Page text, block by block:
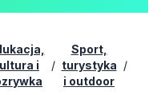
i
/
Sport,
turystyka
i outdoor
/